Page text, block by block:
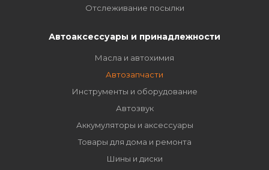
Отслеживание посылки
Автоаксессуары и принадлежности
Масла и автохимия
Автозапчасти
Инструменты и оборудование
Автозвук
Аккумуляторы и аксессуары
Товары для дома и ремонта
Шины и диски